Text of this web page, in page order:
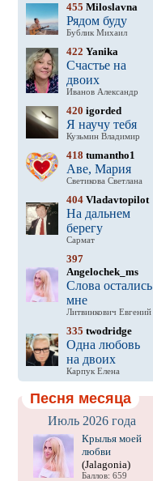
455 Miloslavna
Рядом буду
Бублик Михаил
422 Yanika
Счастье на
двоих
Иванов Александр
420 igorded
Я научу тебя
Кузьмин Владимир
418 tumantho1
Аве, Мария
Светикова Светлана
404Vladavtopilot
На дальнем
берегу
Сармат
397
Angelochek_ms
Слова остались
мне
Литвинкович Евгений
335 twodridge
Одна любовь
на двоих
Карпук Елена
Песня месяца
Июль 2026 года
Крылья моей
любви
(Jalagonia)
Баллов: 659